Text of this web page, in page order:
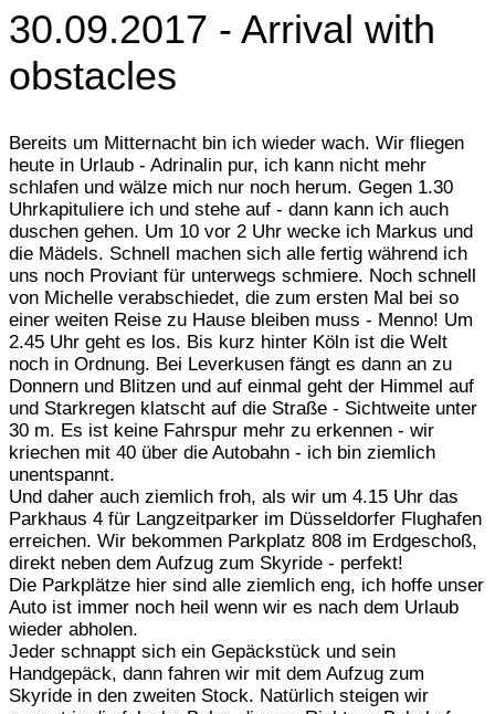
30.09.2017 - Arrival with
obstacles
Bereits um Mitternacht bin ich wieder wach. Wir fliegen
heute in Urlaub - Adrinalin pur, ich kann nicht mehr
schlafen und wälze mich nur noch herum. Gegen 1.30
Uhrkapituliere ich und stehe auf - dann kann ich auch
duschen gehen. Um 10 vor 2 Uhr wecke ich Markus und
die Mädels. Schnell machen sich alle fertig während ich
uns noch Proviant für unterwegs schmiere. Noch schnell
von Michelle verabschiedet, die zum ersten Mal bei so
einer weiten Reise zu Hause bleiben muss - Menno! Um
2.45 Uhr geht es los. Bis kurz hinter Köln ist die Welt
noch in Ordnung. Bei Leverkusen fängt es dann an zu
Donnern und Blitzen und auf einmal geht der Himmel auf
und Starkregen klatscht auf die Straße - Sichtweite unter
30 m. Es ist keine Fahrspur mehr zu erkennen - wir
kriechen mit 40 über die Autobahn - ich bin ziemlich
unentspannt.
Und daher auch ziemlich froh, als wir um 4.15 Uhr das
Parkhaus 4 für Langzeitparker im Düsseldorfer Flughafen
erreichen. Wir bekommen Parkplatz 808 im Erdgeschoß,
direkt neben dem Aufzug zum Skyride - perfekt!
Die Parkplätze hier sind alle ziemlich eng, ich hoffe unser
Auto ist immer noch heil wenn wir es nach dem Urlaub
wieder abholen.
Jeder schnappt sich ein Gepäckstück und sein
Handgepäck, dann fahren wir mit dem Aufzug zum
Skyride in den zweiten Stock. Natürlich steigen wir